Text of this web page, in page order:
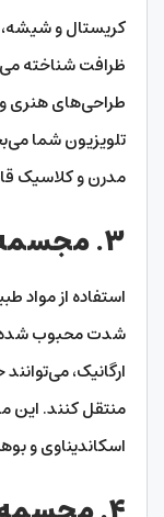
کریستال و
ظرافت شناخته
طراحی‌های هنری
تلویزیون شما
مدرن و کلاسیک
۳. مجسمه‌های چوبی و طبیعی
استفاده از مواد
شدت محبوب شده
ارگانیک،
منتقل کنند. این
اسکاندیناوی و